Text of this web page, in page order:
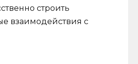
строить
взаимодействия с